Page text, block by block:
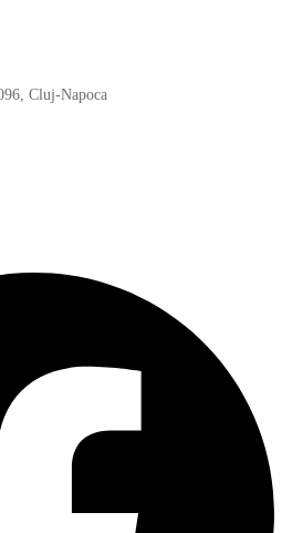
Cluj-Napoca